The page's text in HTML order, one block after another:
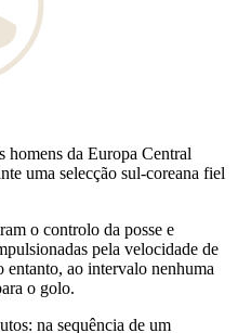
homens da Europa Central
uma selecção sul-coreana fiel
o controlo da posse e
pela velocidade de
ao intervalo nenhuma
o golo.
na sequência de um